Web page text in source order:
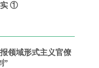
实 ①
领域形式主义官僚
”